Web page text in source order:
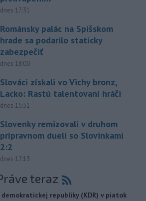
dnes 17:31
Románsky palác na Spišskom
hrade sa podarilo staticky
zabezpečiť
dnes 18:00
Slováci získali vo Vichy bronz,
Lacko: Rastú talentovaní hráči
dnes 15:51
Slovenky remizovali v druhom
prípravnom dueli so Slovinkami
2:2
dnes 17:13
teraz
demokratickej republiky (KDR) v piatok